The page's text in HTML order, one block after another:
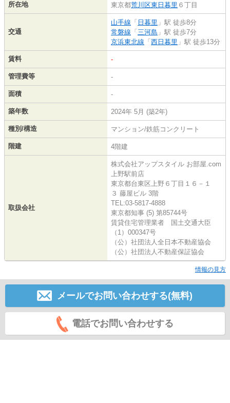
所在地 東京都荒川区東日暮里 ６丁目
交通
山手線 「 日暮里 」駅 徒歩8分
常磐線 「 三河島 」駅 徒歩7分
京浜東北線 「 西日暮里 」駅 徒歩13分
賃料 -
管理費等 -
面積 -
築年数 2024年 5月 (築2年)
種別/構造 マンション/鉄筋コンクリート
階建 4階建
取扱会社
株式会社アップスタイル お部屋.com
上野駅前店
東京都台東区上野６丁目１６－１
３ 藤屋ビル 3階
TEL:03-5817-4888
東京都知事 (5) 第85744号
賃貸住宅管理業者 国土交通大臣
（1）000347号
（公）社団法人全日本不動産協会
（公）社団法人不動産保証協会
情報の見方
メールでお問い合わせする(無料)
電話でお問い合わせする